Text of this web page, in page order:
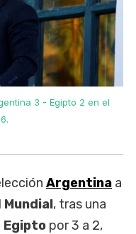
3 - Egipto 2 en el
Argentina a
Mundial, tras una
Egipto por 3 a 2,